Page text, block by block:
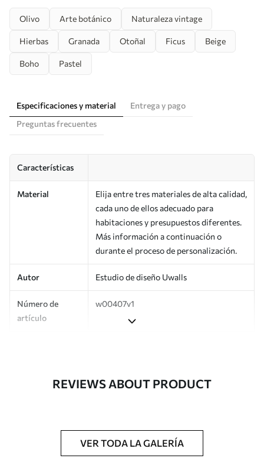
Olivo Arte botánico Naturaleza vintage
Hierbas Granada Otoñal Ficus Beige
Boho Pastel
Especificaciones y material
Entrega y pago
Preguntas frecuentes
Características
Material
Elija entre tres materiales de alta calidad,
cada uno de ellos adecuado para
habitaciones y presupuestos diferentes.
Más información a continuación o
durante el proceso de personalización.
Autor Estudio de diseño Uwalls
Número de
artículo
w00407v1
Adicionalmente
Disponible con recubrimiento de barniz
esponja suave. Los murales de pared con
recubrimiento de barniz pueden
REVIEWS ABOUT PRODUCT
VER TODA LA GALERÍA